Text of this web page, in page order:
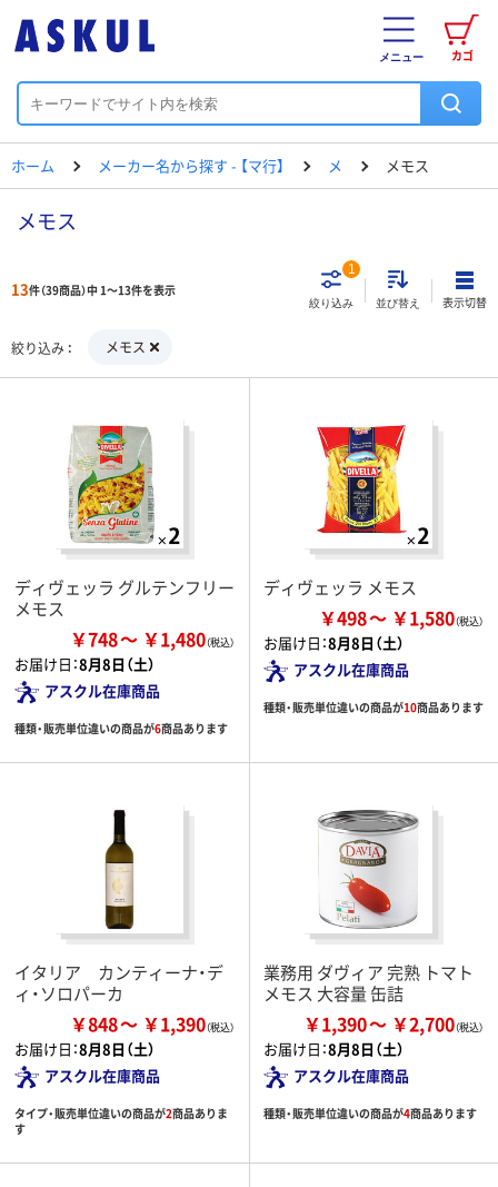
カゴ
メニュー
ホーム メーカー名から探す - 【マ行】 メ メモス
メモス
13件（39商品）中 1～13件を表示
絞り込み
1
並び替え 表示切替
絞り込み メモス
ディヴェッラ グルテンフリー
メモス
￥748 ￥1,480
お届け日：8月8日（土）
アスクル在庫商品
種類・販売単位違いの商品が6商品あります
ディヴェッラ メモス
￥498 ￥1,580
お届け日：8月8日（土）
アスクル在庫商品
種類・販売単位違いの商品が10商品あります
イタリア カンティーナ・デ
ィ・ソロパーカ
￥848 ￥1,390
お届け日：8月8日（土）
アスクル在庫商品
タイプ・販売単位違いの商品が2商品ありま
す
業務用 ダヴィア 完熟 トマト
メモス 大容量 缶詰
￥1,390 ￥2,700
お届け日：8月8日（土）
アスクル在庫商品
種類・販売単位違いの商品が4商品あります